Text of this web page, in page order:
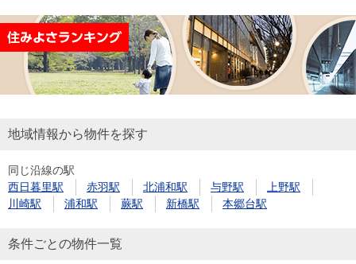
地域情報から物件を探す
同じ沿線の駅
西日暮里駅
赤羽駅 北浦和駅 与野駅
上野駅
川崎駅
浦和駅 蕨駅 新橋駅 本郷台駅
条件ごとの物件一覧